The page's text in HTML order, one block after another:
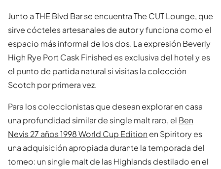
Junto a THE Blvd Bar se encuentra The CUT Lounge, que
sirve cócteles artesanales de autor y funciona como el
espacio más informal de los dos. La expresión Beverly
High Rye Port Cask Finished es exclusiva del hotel y es
el punto de partida natural si visitas la colección
Scotch por primera vez.
Para los coleccionistas que desean explorar en casa
una profundidad similar de single malt raro, el Ben
Nevis 27 años 1998 World Cup Edition en Spiritory es
una adquisición apropiada durante la temporada del
torneo: un single malt de las Highlands destilado en el